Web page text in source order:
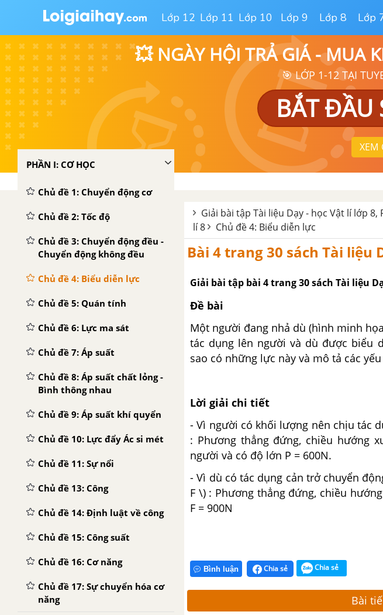
Lớp 12 Lớp 11 Lớp 10 Lớp 9 Lớp 8 Lớp
💥 NGÀY HỘI TRẢ GIÁ - MUA
🎯 LỚP 1-12 TẠI
BẮT ĐẦU
XEM
PHẦN I: CƠ HỌC
Chủ đề 1: Chuyển động cơ
Chủ đề 2: Tốc độ
Chủ đề 3: Chuyển động đều -
Chuyển động không đều
Chủ đề 4: Biểu diễn lực
Chủ đề 5: Quán tính
Chủ đề 6: Lực ma sát
Chủ đề 7: Áp suất
Chủ đề 8: Áp suất chất lỏng -
Bình thông nhau
Chủ đề 9: Áp suất khí quyển
Chủ đề 10: Lực đẩy Ác si mét
Chủ đề 11: Sự nổi
Chủ đề 13: Công
Chủ đề 14: Định luật về công
Chủ đề 15: Công suất
Chủ đề 16: Cơ năng
Chủ đề 17: Sự chuyển hóa cơ
năng
Giải bài tập Tài liệu Dạy - học Vật lí lớp
lí 8
Chủ đề 4: Biểu diễn lực
Bài 4 trang 30 sách Tài liệu
Giải bài tập bài 4 trang 30 sách Tài liệu
Đề bài
Một người đang nhả dù (hình minh
tác dụng lên người và dù được biểu
sao có những lực này và mô tả các
Lời giải chi tiết
- Vì người có khối lượng nên chịu tác
: Phương thẳng đứng, chiều hướng
người và có độ lớn P = 600N.
- Vì dù có tác dụng cản trở chuyển
F \) : Phương thẳng đứng, chiều
F = 900N
Bình luận Chia sẻ Chia sẻ
Bài